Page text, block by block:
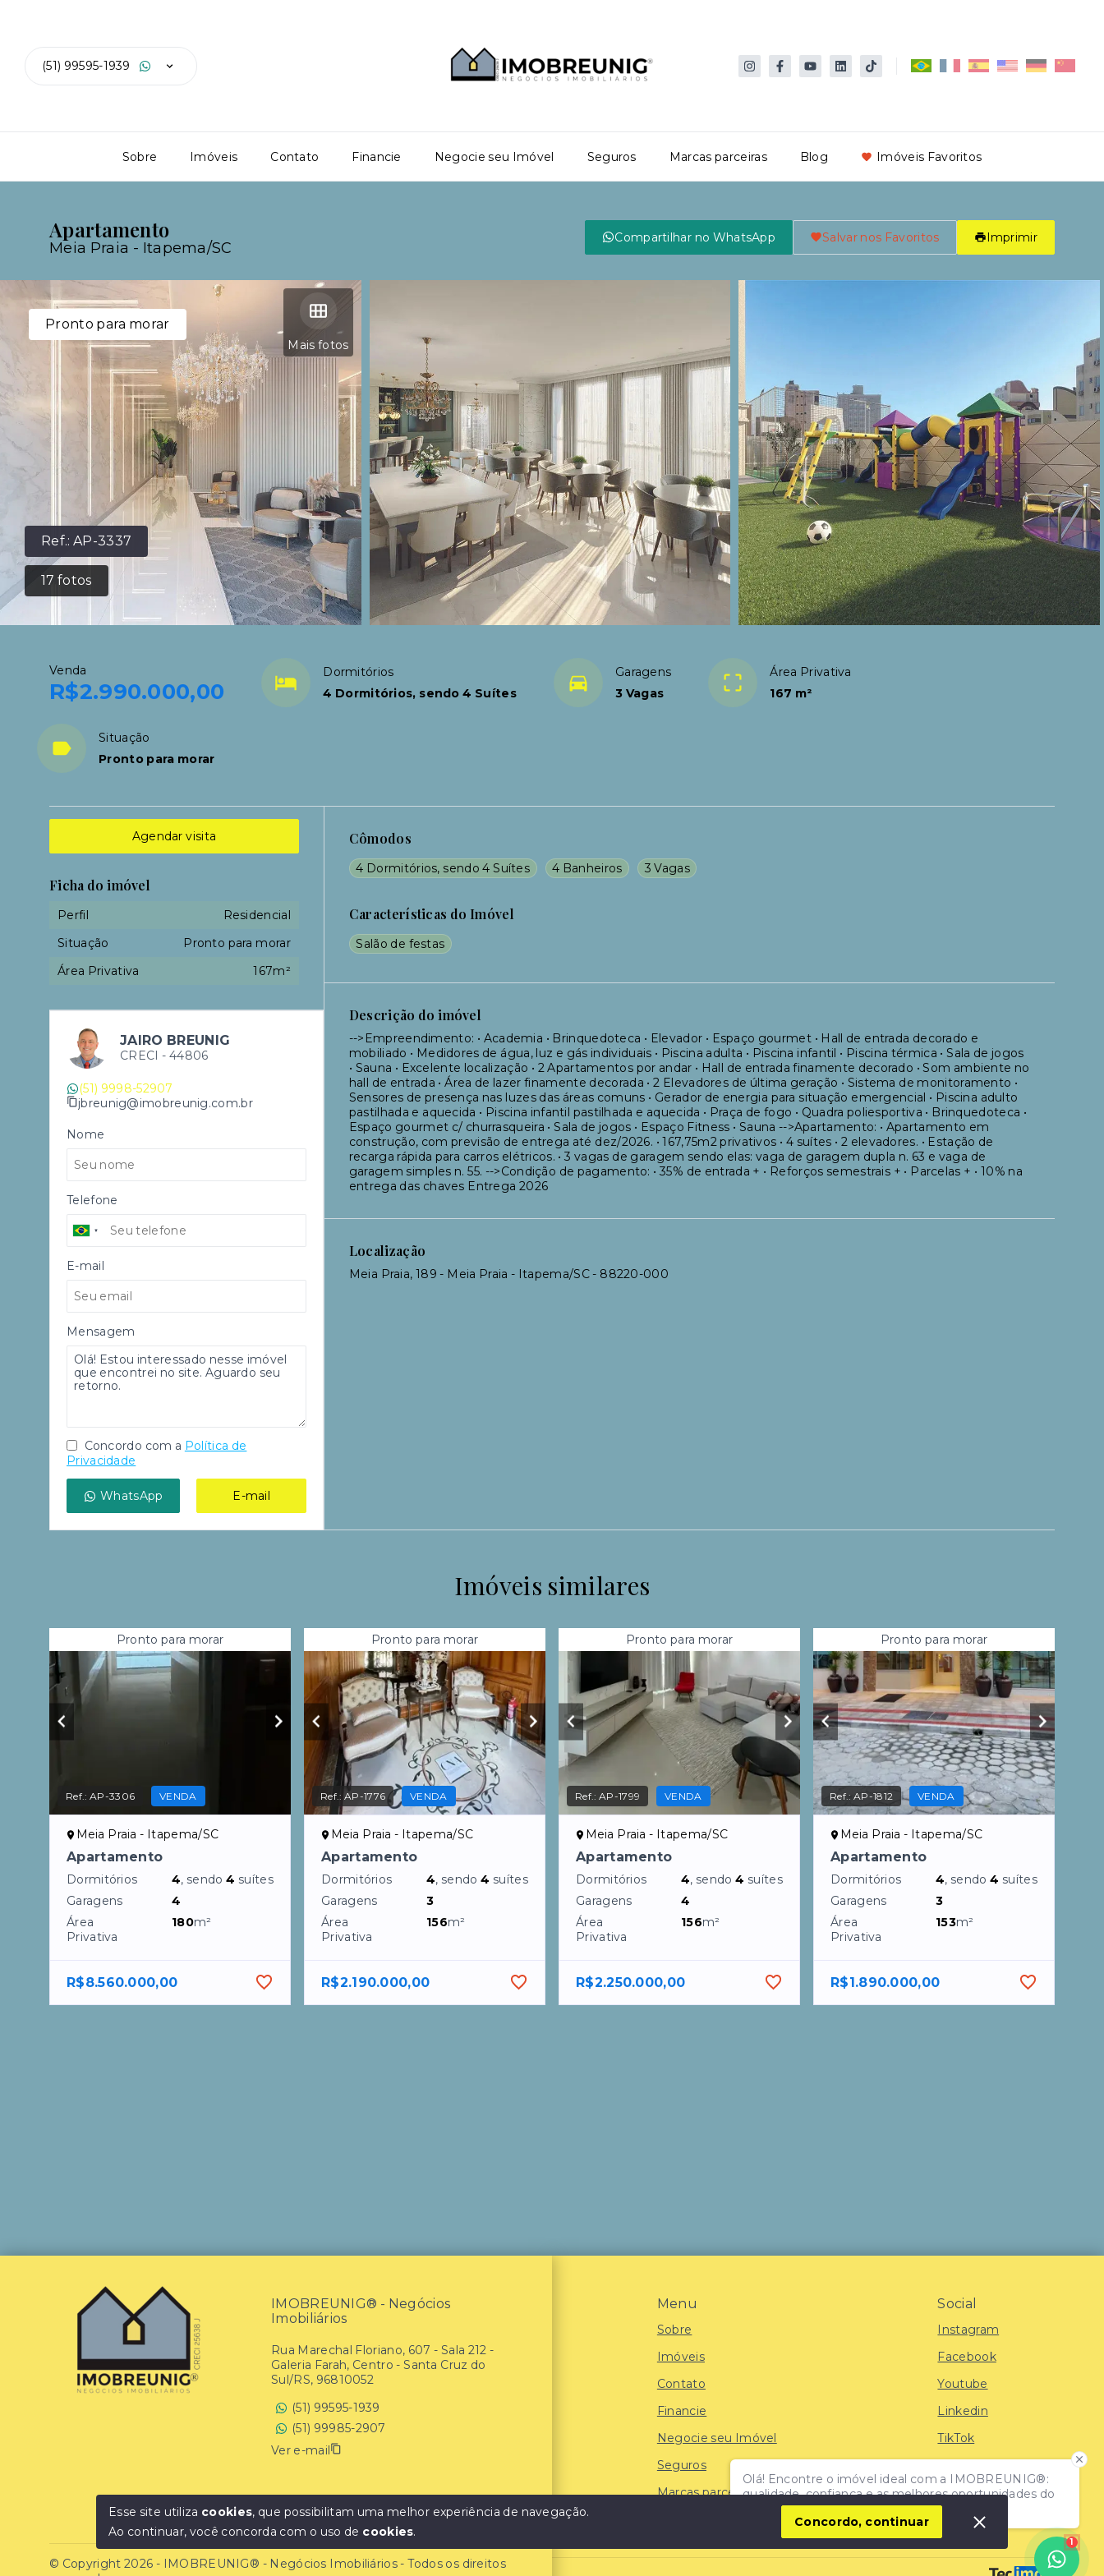
(51) 99595-1939
Sobre Imóveis Contato Financie Negocie seu Imóvel Seguros Marcas parceiras Blog Imóveis Favoritos
Apartamento
Meia Praia - Itapema/SC
Compartilhar no WhatsApp Salvar nos Favoritos Imprimir
Ref.:AP-3337
17 fotos
Mais fotos
Pronto para morar
Venda
R$2.990.000,00
Dormitórios
4 Dormitórios, sendo 4 Suítes
Garagens
3 Vagas
Área Privativa
167 m²
Situação
Pronto para morar
Cômodos
4 Dormitórios, sendo 4 Suítes 4 Banheiros 3 Vagas
Características do Imóvel
Salão de festas
Descrição do imóvel
-->Empreendimento: • Academia • Brinquedoteca • Elevador • Espaço gourmet • Hall de entrada decorado e
mobiliado • Medidores de água, luz e gás individuais • Piscina adulta • Piscina infantil • Piscina térmica • Sala de jogos
• Sauna • Excelente localização • 2 Apartamentos por andar • Hall de entrada finamente decorado • Som ambiente no
hall de entrada • Área de lazer finamente decorada • 2 Elevadores de última geração • Sistema de monitoramento •
Sensores de presença nas luzes das áreas comuns • Gerador de energia para situação emergencial • Piscina adulto
pastilhada e aquecida • Piscina infantil pastilhada e aquecida • Praça de fogo • Quadra poliesportiva • Brinquedoteca •
Espaço gourmet c/ churrasqueira • Sala de jogos • Espaço Fitness • Sauna -->Apartamento: • Apartamento em
construção, com previsão de entrega até dez/2026. • 167,75m2 privativos • 4 suítes • 2 elevadores. • Estação de
recarga rápida para carros elétricos. • 3 vagas de garagem sendo elas: vaga de garagem dupla n. 63 e vaga de
garagem simples n. 55. -->Condição de pagamento: • 35% de entrada + • Reforços semestrais + • Parcelas + • 10% na
entrega das chaves Entrega 2026
Localização
Meia Praia, 189 - Meia Praia - Itapema/SC- 88220-000
Agendar visita
Ficha do imóvel
Perfil
Residencial
Situação
Pronto para morar
Área Privativa
167m²
JAIRO BREUNIG
CRECI - 44806
(51) 9998-52907
jbreunig@imobreunig.com.br
Nome
Telefone
E-mail
Mensagem
Concordo com a Política de
Privacidade
WhatsApp E-mail
Imóveis similares
Pronto para morar
Ref.:AP-3306 VENDA
Meia Praia - Itapema/SC
Apartamento
Dormitórios 4, sendo4 suítes
Garagens
4
Área
Privativa
180m²
R$8.560.000,00
Pronto para morar
Ref.:AP-1776 VENDA
Meia Praia - Itapema/SC
Apartamento
Dormitórios 4, sendo4 suítes
Garagens
3
Área
Privativa
156m²
R$2.190.000,00
Pronto para morar
Ref.:AP-1799 VENDA
Meia Praia - Itapema/SC
Apartamento
Dormitórios 4, sendo4 suítes
Garagens
4
Área
Privativa
156m²
R$2.250.000,00
Pronto para morar
Ref.:AP-1812 VENDA
Meia Praia - Itapema/SC
Apartamento
Dormitórios 4, sendo4 suítes
Garagens
3
Área
Privativa
153m²
R$1.890.000,00
Olá! Encontre o imóvel ideal com a IMOBREUNIG®:
qualidade, confiança e as melhores oportunidades do
mercado!
1
Menu
Sobre
Imóveis
Contato
Financie
Negocie seu Imóvel
Seguros
Marcas parceiras
Social
Instagram
Facebook
Youtube
Linkedin
TikTok
IMOBREUNIG® - Negócios
Imobiliários
Rua Marechal Floriano, 607 - Sala 212 -
Galeria Farah, Centro - Santa Cruz do
Sul/RS, 96810052
(51) 99595-1939
(51) 99985-2907
Ver e-mail
© Copyright 2026 - IMOBREUNIG® - Negócios Imobiliários - Todos os direitos
Esse site utiliza cookies, que possibilitam uma melhor experiência de navegação.
Ao continuar, você concorda com o uso de cookies.
Concordo, continuar